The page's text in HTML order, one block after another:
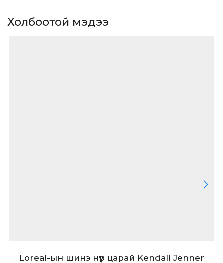
Холбоотой мэдээ
Loreal-ын шинэ нүүр царай Kendall Jenner